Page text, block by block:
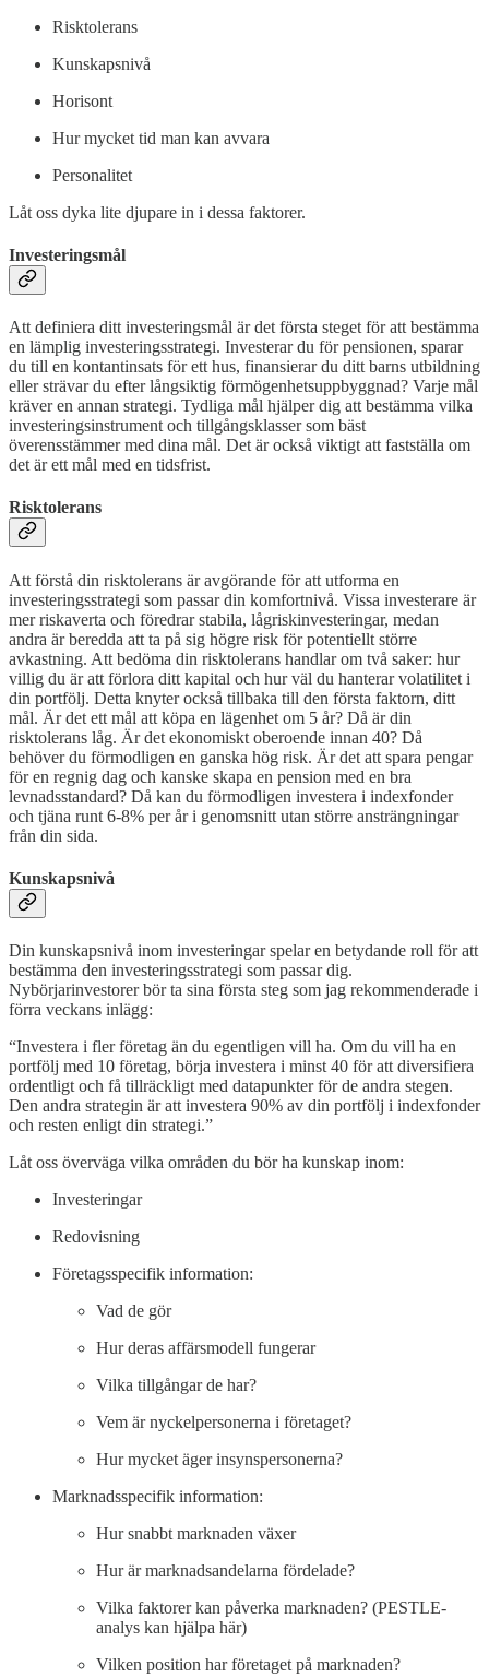
Risktolerans
Kunskapsnivå
Horisont
Hur mycket tid man kan avvara
Personalitet
Låt oss dyka lite djupare in i dessa faktorer.
Investeringsmål
Att definiera ditt investeringsmål är det första steget för att bestämma
en lämplig investeringsstrategi. Investerar du för pensionen, sparar
du till en kontantinsats för ett hus, finansierar du ditt barns utbildning
eller strävar du efter långsiktig förmögenhetsuppbyggnad? Varje mål
kräver en annan strategi. Tydliga mål hjälper dig att bestämma vilka
investeringsinstrument och tillgångsklasser som bäst
överensstämmer med dina mål. Det är också viktigt att fastställa om
det är ett mål med en tidsfrist.
Risktolerans
Att förstå din risktolerans är avgörande för att utforma en
investeringsstrategi som passar din komfortnivå. Vissa investerare är
mer riskaverta och föredrar stabila, lågriskinvesteringar, medan
andra är beredda att ta på sig högre risk för potentiellt större
avkastning. Att bedöma din risktolerans handlar om två saker: hur
villig du är att förlora ditt kapital och hur väl du hanterar volatilitet i
din portfölj. Detta knyter också tillbaka till den första faktorn, ditt
mål. Är det ett mål att köpa en lägenhet om 5 år? Då är din
risktolerans låg. Är det ekonomiskt oberoende innan 40? Då
behöver du förmodligen en ganska hög risk. Är det att spara pengar
för en regnig dag och kanske skapa en pension med en bra
levnadsstandard? Då kan du förmodligen investera i indexfonder
och tjäna runt 6-8% per år i genomsnitt utan större ansträngningar
från din sida.
Kunskapsnivå
Din kunskapsnivå inom investeringar spelar en betydande roll för att
bestämma den investeringsstrategi som passar dig.
Nybörjarinvestorer bör ta sina första steg som jag rekommenderade i
förra veckans inlägg:
“Investera i fler företag än du egentligen vill ha. Om du vill ha en
portfölj med 10 företag, börja investera i minst 40 för att diversifiera
ordentligt och få tillräckligt med datapunkter för de andra stegen.
Den andra strategin är att investera 90% av din portfölj i indexfonder
och resten enligt din strategi.”
Låt oss överväga vilka områden du bör ha kunskap inom:
Investeringar
Redovisning
Företagsspecifik information:
Vad de gör
Hur deras affärsmodell fungerar
Vilka tillgångar de har?
Vem är nyckelpersonerna i företaget?
Hur mycket äger insynspersonerna?
Marknadsspecifik information:
Hur snabbt marknaden växer
Hur är marknadsandelarna fördelade?
Vilka faktorer kan påverka marknaden? (PESTLE-
analys kan hjälpa här)
Vilken position har företaget på marknaden?